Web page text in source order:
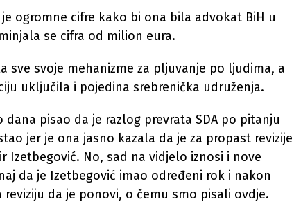
ogromne cifre kako bi ona bila advokat BiH u
se cifra od milion eura.
sve svoje mehanizme za pljuvanje po ljudima, a
uključila i pojedina srebrenička udruženja.
pisao da je razlog prevrata SDA po pitanju
jer je ona jasno kazala da je za propast revizije
Izetbegović. No, sad na vidjelo iznosi i nove
da je Izetbegović imao određeni rok i nakon
da je ponovi, o čemu smo pisali ovdje.